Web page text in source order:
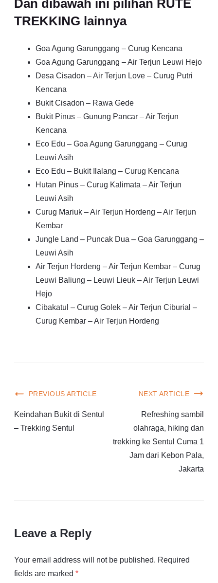
Dan dibawah ini pilihan RUTE
TREKKING lainnya
Goa Agung Garunggang – Curug Kencana
Goa Agung Garunggang – Air Terjun Leuwi Hejo
Desa Cisadon – Air Terjun Love – Curug Putri
Kencana
Bukit Cisadon – Rawa Gede
Bukit Pinus – Gunung Pancar – Air Terjun
Kencana
Eco Edu – Goa Agung Garunggang – Curug
Leuwi Asih
Eco Edu – Bukit Ilalang – Curug Kencana
Hutan Pinus – Curug Kalimata – Air Terjun
Leuwi Asih
Curug Mariuk – Air Terjun Hordeng – Air Terjun
Kembar
Jungle Land – Puncak Dua – Goa Garunggang –
Leuwi Asih
Air Terjun Hordeng – Air Terjun Kembar – Curug
Leuwi Baliung – Leuwi Lieuk – Air Terjun Leuwi
Hejo
Cibakatul – Curug Golek – Air Terjun Ciburial –
Curug Kembar – Air Terjun Hordeng
PREVIOUS ARTICLE
Keindahan Bukit di Sentul
– Trekking Sentul
NEXT ARTICLE
Refreshing sambil
olahraga, hiking dan
trekking ke Sentul Cuma 1
Jam dari Kebon Pala,
Jakarta
Leave a Reply
Your email address will not be published. Required
fields are marked *